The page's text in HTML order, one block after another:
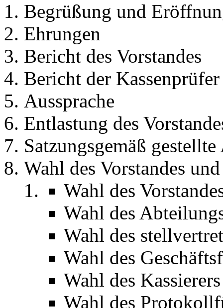
Begrüßung und
Ehrungen
Bericht des Vorstandes
Bericht der Kassenprüfer
Aussprache
Entlastung des
Satzungsgemäß
Wahl des Vorstandes
Wahl des
Wahl des
Wahl des
Wahl des
Wahl des Kassierers
Wahl des